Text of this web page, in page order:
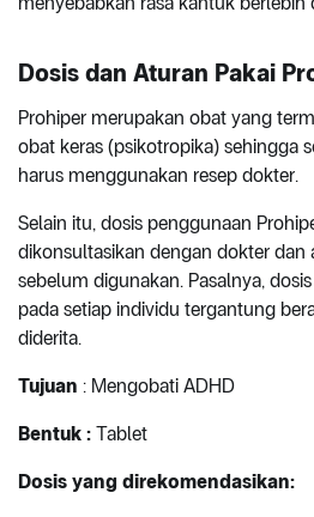
Dosis dan Aturan Pakai
Prohiper merupakan obat yang
obat keras (psikotropika) sehingga
harus menggunakan resep dokter.
Selain itu, dosis penggunaan
dikonsultasikan dengan dokter dan
sebelum digunakan. Pasalnya,
pada setiap individu tergantung
diderita.
Tujuan : Mengobati ADHD
Bentuk : Tablet
Dosis yang direkomendasikan: